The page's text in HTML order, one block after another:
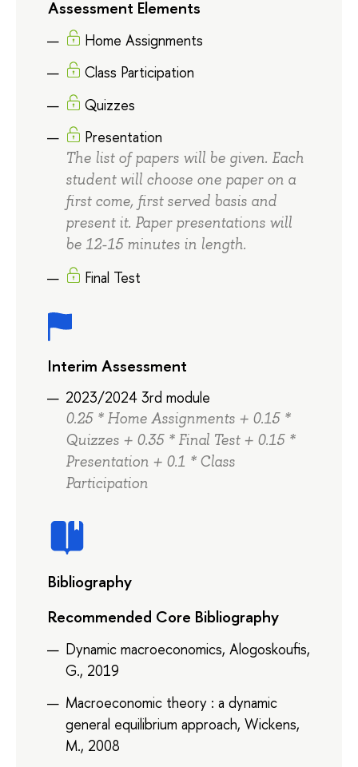
Assessment Elements
Home Assignments
Class Participation
Quizzes
Presentation
The list of papers will be given. Each
student will choose one paper on a
first come, first served basis and
present it. Paper presentations will
be 12-15 minutes in length.
Final Test
Interim Assessment
2023/2024 3rd module
0.25 * Home Assignments + 0.15 *
Quizzes + 0.35 * Final Test + 0.15 *
Presentation + 0.1 * Class
Participation
Bibliography
Recommended Core Bibliography
Dynamic macroeconomics, Alogoskoufis,
G., 2019
Macroeconomic theory : a dynamic
general equilibrium approach, Wickens,
M., 2008